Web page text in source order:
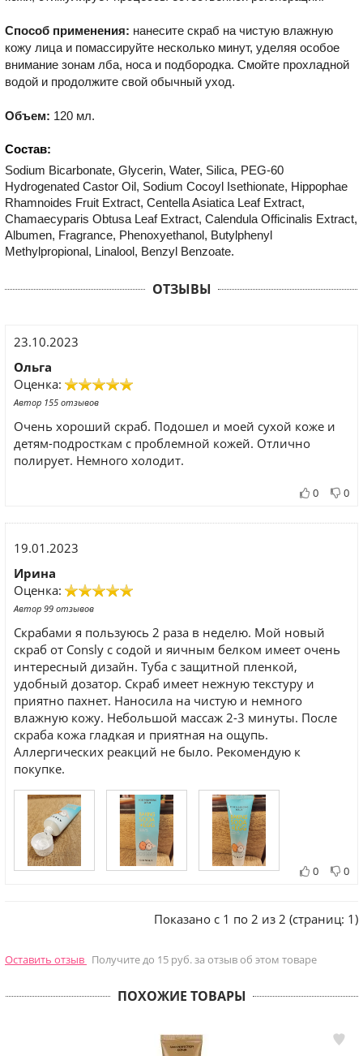
Способ применения: нанесите скраб на чистую влажную
кожу лица и помассируйте несколько минут, уделяя особое
внимание зонам лба, носа и подбородка. Смойте прохладной
водой и продолжите свой обычный уход.
Объем: 120 мл.
Состав:
Sodium Bicarbonate, Glycerin, Water, Silica, PEG-60
Hydrogenated Castor Oil, Sodium Cocoyl Isethionate, Hippophae
Rhamnoides Fruit Extract, Centella Asiatica Leaf Extract,
Chamaecyparis Obtusa Leaf Extract, Calendula Officinalis Extract,
Albumen, Fragrance, Phenoxyethanol, Butylphenyl
Methylpropional, Linalool, Benzyl Benzoate.
ОТЗЫВЫ
23.10.2023
Ольга
Оценка:
Автор 155 отзывов
Очень хороший скраб. Подошел и моей сухой коже и
детям-подросткам с проблемной кожей. Отлично
полирует. Немного холодит.
0 0
19.01.2023
Ирина
Оценка:
Автор 99 отзывов
Скрабами я пользуюсь 2 раза в неделю. Мой новый
скраб от Consly с содой и яичным белком имеет очень
интересный дизайн. Туба с защитной пленкой,
удобный дозатор. Скраб имеет нежную текстуру и
приятно пахнет. Наносила на чистую и немного
влажную кожу. Небольшой массаж 2-3 минуты. После
скраба кожа гладкая и приятная на ощупь.
Аллергических реакций не было. Рекомендую к
покупке.
0 0
Показано с 1 по 2 из 2 (страниц: 1)
Оставить отзыв Получите до 15 руб. за отзыв об этом товаре
ПОХОЖИЕ ТОВАРЫ